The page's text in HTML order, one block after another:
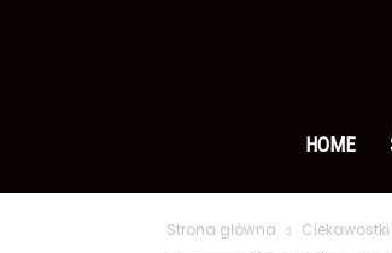
polsku
HOME
Strona główna Ciekawostki